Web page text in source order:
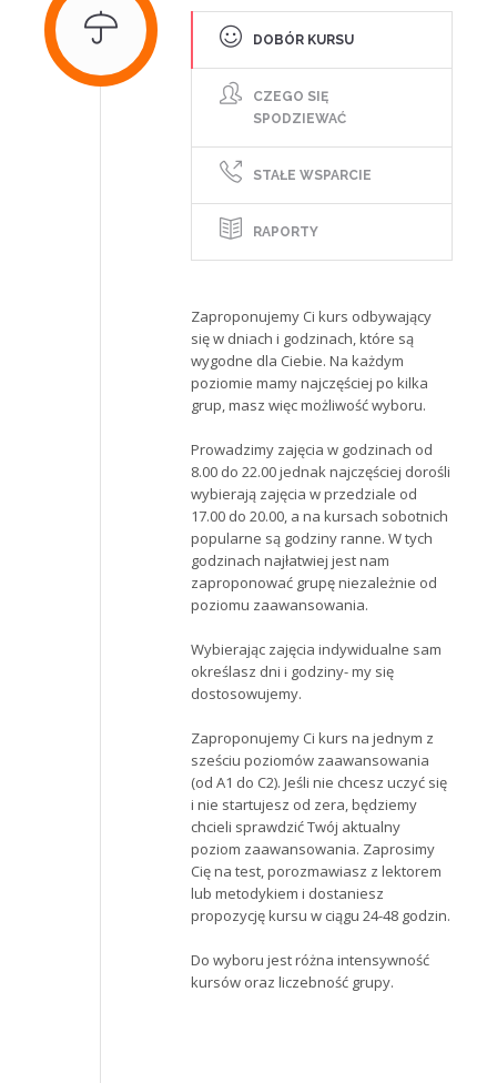
DOBÓR KURSU
CZEGO SIĘ
SPODZIEWAĆ
STAŁE WSPARCIE
RAPORTY
Zaproponujemy Ci kurs odbywający
się w dniach i godzinach, które są
wygodne dla Ciebie. Na każdym
poziomie mamy najczęściej po kilka
grup, masz więc możliwość wyboru.
Prowadzimy zajęcia w godzinach od
8.00 do 22.00 jednak najczęściej dorośli
wybierają zajęcia w przedziale od
17.00 do 20.00, a na kursach sobotnich
popularne są godziny ranne. W tych
godzinach najłatwiej jest nam
zaproponować grupę niezależnie od
poziomu zaawansowania.
Wybierając zajęcia indywidualne sam
określasz dni i godziny- my się
dostosowujemy.
Zaproponujemy Ci kurs na jednym z
sześciu poziomów zaawansowania
(od A1 do C2). Jeśli nie chcesz uczyć się
i nie startujesz od zera, będziemy
chcieli sprawdzić Twój aktualny
poziom zaawansowania. Zaprosimy
Cię na test, porozmawiasz z lektorem
lub metodykiem i dostaniesz
propozycję kursu w ciągu 24-48 godzin.
Do wyboru jest różna intensywność
kursów oraz liczebność grupy.